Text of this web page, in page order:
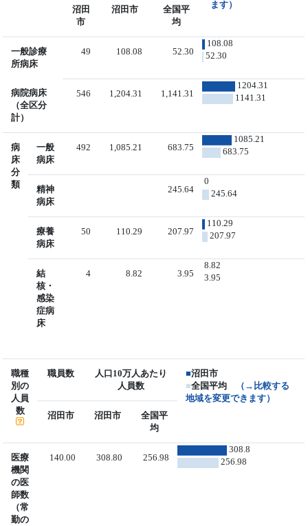
ます）
沼田
市
沼田市
全国平
均
一般診療
所病床
49 108.08 52.30
108.08
52.30
病院病床
（全区分
計）
546 1,204.31 1,141.31
1204.31
1141.31
病
床
分
類
一般
病床
492 1,085.21 683.75
1085.21
683.75
精神
病床
245.64
0
245.64
療養
病床
50 110.29 207.97
110.29
207.97
結
核・
感染
症病
床
4 8.82 3.95
8.82
3.95
職種
別の
人員
数
職員数
人口10万人あたり
人員数
■沼田市
■全国平均
（→比較する
地域を変更できます）
沼田市
沼田市
全国平
均
医療
機関
の医
師数
（常
勤の
140.00 308.80 256.98
308.8
256.98